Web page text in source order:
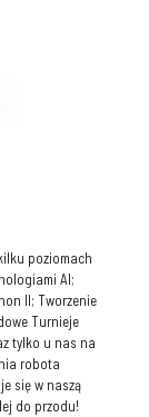
poziomach
AI;
II; Tworzenie
Turnieje
tylko u nas na
robota
się w naszą
do przodu!